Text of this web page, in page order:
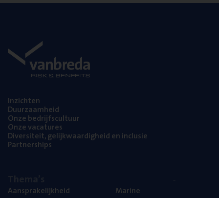
Inzich­ten
Duur­zaam­heid
Onze bedrijfs­cul­tuur
Onze vaca­tu­res
Diver­si­teit, gelijk­waar­dig­heid en inclusie
Part­ner­ships
Aan­spra­ke­lijk­heid
Mari­ne